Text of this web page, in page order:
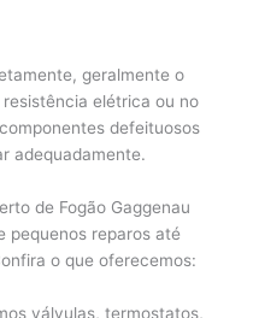
geralmente o
elétrica ou no
defeituosos
adequadamente.
de Fogão Gaggenau
pequenos reparos até
o que oferecemos:
válvulas, termostatos,